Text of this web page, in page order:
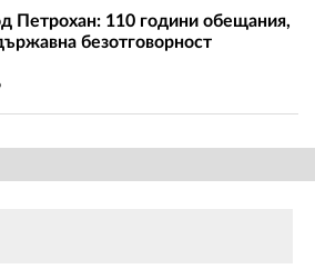
Петрохан: 110 години обещания,
безотговорност